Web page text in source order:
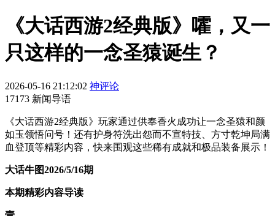
《大话西游2经典版》嚯，又一
只这样的一念圣猿诞生？
2026-05-16 21:12:02 神评论
17173 新闻导语
《大话西游2经典版》玩家通过供奉香火成功让一念圣猿和颜
如玉领悟问号！还有护身符洗出怨而不宣特技、方寸乾坤局满
血登顶等精彩内容，快来围观这些稀有成就和极品装备展示！
大话牛图2026/5/16期
本期精彩内容导读